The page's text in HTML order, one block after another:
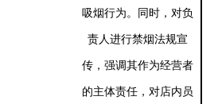
吸烟行为。同时，对负
责人进行禁烟法规宣
传，强调其作为经营者
的主体责任，对店内员